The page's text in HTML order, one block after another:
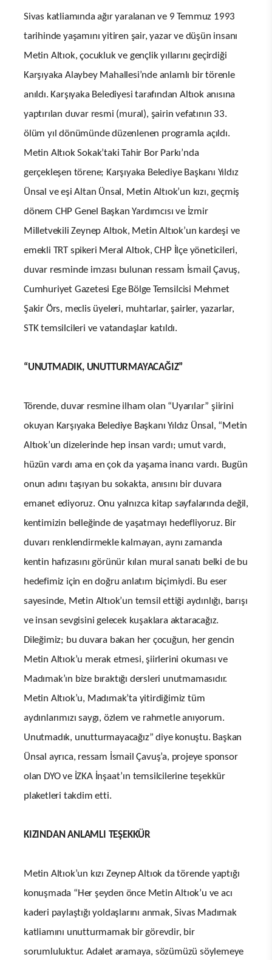
Sivas katliamında ağır yaralanan ve 9 Temmuz 1993
tarihinde yaşamını yitiren şair, yazar ve düşün insanı
Metin Altıok, çocukluk ve gençlik yıllarını geçirdiği
Karşıyaka Alaybey Mahallesi’nde anlamlı bir törenle
anıldı. Karşıyaka Belediyesi tarafından Altıok anısına
yaptırılan duvar resmi (mural), şairin vefatının 33.
ölüm yıl dönümünde düzenlenen programla açıldı.
Metin Altıok Sokak’taki Tahir Bor Parkı’nda
gerçekleşen törene; Karşıyaka Belediye Başkanı Yıldız
Ünsal ve eşi Altan Ünsal, Metin Altıok’un kızı, geçmiş
dönem CHP Genel Başkan Yardımcısı ve İzmir
Milletvekili Zeynep Altıok, Metin Altıok’un kardeşi ve
emekli TRT spikeri Meral Altıok, CHP İlçe yöneticileri,
duvar resminde imzası bulunan ressam İsmail Çavuş,
Cumhuriyet Gazetesi Ege Bölge Temsilcisi Mehmet
Şakir Örs, meclis üyeleri, muhtarlar, şairler, yazarlar,
STK temsilcileri ve vatandaşlar katıldı.
“UNUTMADIK, UNUTTURMAYACAĞIZ”
Törende, duvar resmine ilham olan “Uyarılar” şiirini
okuyan Karşıyaka Belediye Başkanı Yıldız Ünsal, “Metin
Altıok’un dizelerinde hep insan vardı; umut vardı,
hüzün vardı ama en çok da yaşama inancı vardı. Bugün
onun adını taşıyan bu sokakta, anısını bir duvara
emanet ediyoruz. Onu yalnızca kitap sayfalarında değil,
kentimizin belleğinde de yaşatmayı hedefliyoruz. Bir
duvarı renklendirmekle kalmayan, aynı zamanda
kentin hafızasını görünür kılan mural sanatı belki de bu
hedefimiz için en doğru anlatım biçimiydi. Bu eser
sayesinde, Metin Altıok’un temsil ettiği aydınlığı, barışı
ve insan sevgisini gelecek kuşaklara aktaracağız.
Dileğimiz; bu duvara bakan her çocuğun, her gencin
Metin Altıok’u merak etmesi, şiirlerini okuması ve
Madımak’ın bize bıraktığı dersleri unutmamasıdır.
Metin Altıok’u, Madımak’ta yitirdiğimiz tüm
aydınlarımızı saygı, özlem ve rahmetle anıyorum.
Unutmadık, unutturmayacağız” diye konuştu. Başkan
Ünsal ayrıca, ressam İsmail Çavuş’a, projeye sponsor
olan DYO ve İZKA İnşaat’ın temsilcilerine teşekkür
plaketleri takdim etti.
KIZINDAN ANLAMLI TEŞEKKÜR
Metin Altıok’un kızı Zeynep Altıok da törende yaptığı
konuşmada “Her şeyden önce Metin Altıok’u ve acı
kaderi paylaştığı yoldaşlarını anmak, Sivas Madımak
katliamını unutturmamak bir görevdir, bir
sorumluluktur. Adalet aramaya, sözümüzü söylemeye